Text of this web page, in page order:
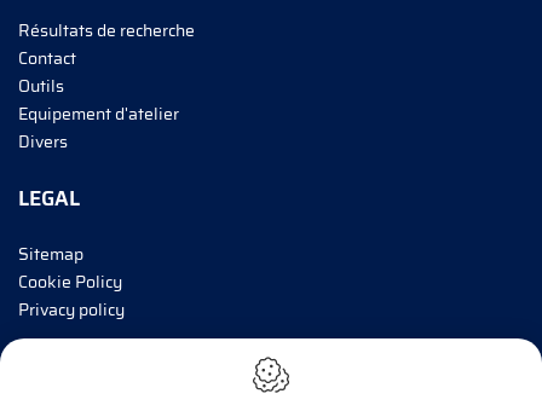
Résultats de recherche
Contact
Outils
Equipement d'atelier
Divers
LEGAL
Sitemap
Cookie Policy
Privacy policy